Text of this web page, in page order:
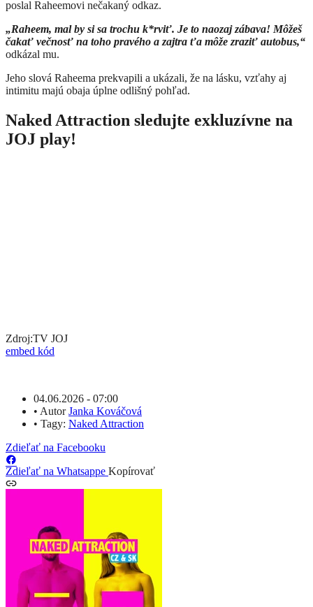
poslal Raheemovi nečakaný odkaz.
„Raheem, mal by si sa trochu k*rviť. Je to naozaj zábava! Môžeš
čakať večnosť na toho pravého a zajtra ťa môže zraziť autobus,“
odkázal mu.
Jeho slová Raheema prekvapili a ukázali, že na lásku, vzťahy aj
intimitu majú obaja úplne odlišný pohľad.
Naked Attraction sledujte exkluzívne na
JOJ play!
Zdroj:TV JOJ
embed kód
04.06.2026 - 07:00
• AutorJanka Kováčová
• Tagy: Naked Attraction
Zdieľať na Facebooku
Zdieľať na Whatsappe Kopírovať